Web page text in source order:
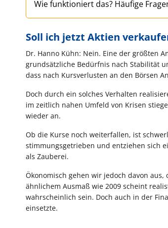
Wie funktioniert das? Häufige
Soll ich jetzt Aktien
Dr. Hanno Kühn: Nein. Eine der größten
grundsätzliche Bedürfnis nach Stabilität
dass nach Kursverlusten an den Börsen
Doch durch ein solches Verhalten
im zeitlich nahen Umfeld von Krisen
wieder an.
Ob die Kurse noch weiterfallen, ist
stimmungsgetrieben und entziehen sich
als Zauberei.
Ökonomisch gehen wir jedoch davon
ähnlichem Ausmaß wie 2009 scheint
wahrscheinlich sein. Doch auch in der
einsetzte.